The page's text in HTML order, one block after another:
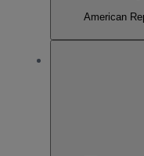
American